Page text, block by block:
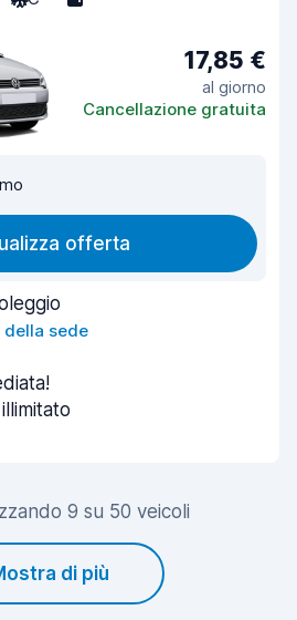
17,85 €
al giorno
Cancellazione gratuita
offerta
sede
9 su 50 veicoli
di più